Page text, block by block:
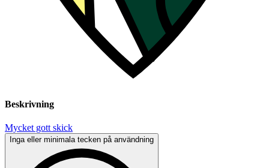
Beskrivning
Mycket gott skick
Inga eller minimala tecken på användning